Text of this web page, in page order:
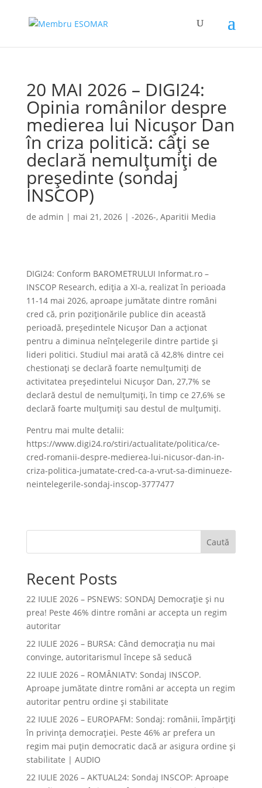
20 MAI 2026 – DIGI24:
Opinia românilor despre
medierea lui Nicușor Dan
în criza politică: câți se
declară nemulțumiți de
președinte (sondaj
INSCOP)
de admin | mai 21, 2026| -2026-, Aparitii Media
DIGI24: Conform BAROMETRULUI Informat.ro –
INSCOP Research, ediția a XI-a, realizat în perioada
11-14 mai 2026, aproape jumătate dintre români
cred că, prin poziționările publice din această
perioadă, președintele Nicușor Dan a acționat
pentru a diminua neînțelegerile dintre partide și
lideri politici. Studiul mai arată că 42,8% dintre cei
chestionați se declară foarte nemulțumiți de
activitatea președintelui Nicușor Dan, 27,7% se
declară destul de nemulțumiți, în timp ce 27,6% se
declară foarte mulțumiți sau destul de mulțumiți.
Pentru mai multe detalii:
https://www.digi24.ro/stiri/actualitate/politica/ce-
cred-romanii-despre-medierea-lui-nicusor-dan-in-
criza-politica-jumatate-cred-ca-a-vrut-sa-diminueze-
neintelegerile-sondaj-inscop-3777477
Caută
Recent Posts
22 IULIE 2026 – PSNEWS: SONDAJ Democrație și nu
prea! Peste 46% dintre români ar accepta un regim
autoritar
22 IULIE 2026 – BURSA: Când democraţia nu mai
convinge, autoritarismul începe să seducă
22 IULIE 2026 – ROMÂNIATV: Sondaj INSCOP.
Aproape jumătate dintre români ar accepta un regim
autoritar pentru ordine și stabilitate
22 IULIE 2026 – EUROPAFM: Sondaj: românii, împărțiți
în privința democrației. Peste 46% ar prefera un
regim mai puțin democratic dacă ar asigura ordine și
stabilitate | AUDIO
22 IULIE 2026 – AKTUAL24: Sondaj INSCOP: Aproape